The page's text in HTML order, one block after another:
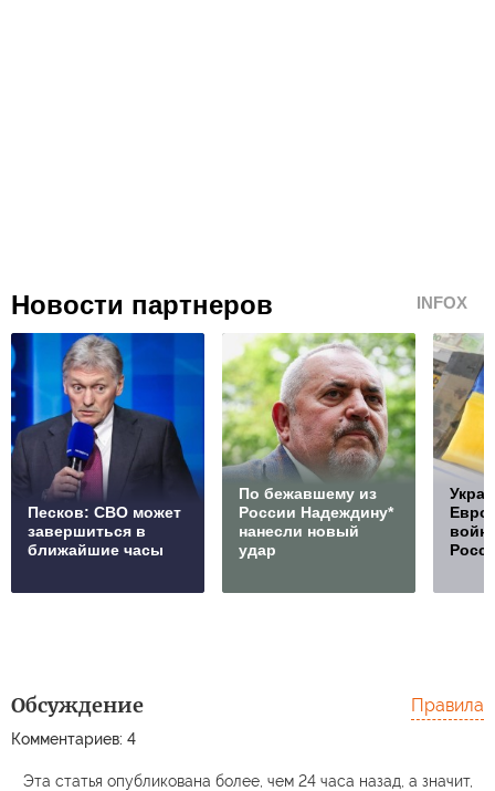
Новости партнеров INFOX
Песков: СВО может
завершиться в
ближайшие часы
По бежавшему из
России Надеждину*
нанесли новый
удар
Обсуждение
Комментариев: 4
Правила
Эта статья опубликована более, чем 24 часа назад, а значит,